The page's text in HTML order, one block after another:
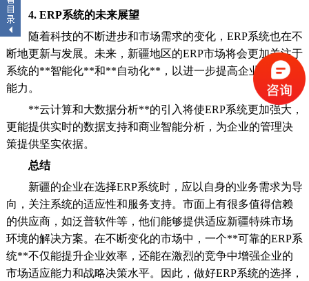
4. ERP系统的未来展望
随着科技的不断进步和市场需求的变化，ERP系统也在不
断地更新与发展。未来，新疆地区的ERP市场将会更加关注于
系统的**智能化**和**自动化**，以进一步提高企业的运营
能力。
**云计算和大数据分析**的引入将使ERP系统更加强大，
更能提供实时的数据支持和商业智能分析，为企业的管理决
策提供坚实依据。
总结
新疆的企业在选择ERP系统时，应以自身的业务需求为导
向，关注系统的适应性和服务支持。市面上有很多值得信赖
的供应商，如泛普软件等，他们能够提供适应新疆特殊市场
环境的解决方案。在不断变化的市场中，一个**可靠的ERP系
统**不仅能提升企业效率，还能在激烈的竞争中增强企业的
市场适应能力和战略决策水平。因此，做好ERP系统的选择，